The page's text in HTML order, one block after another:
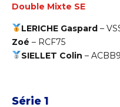
Double Mixte SE
LERICHE Gaspard–
Zoé – RCF75
SIELLET Colin –
Série 1